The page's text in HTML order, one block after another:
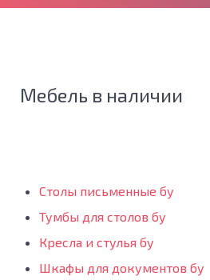
Мебель в наличии
Столы письменные бу
Тумбы для столов бу
Кресла и стулья бу
Шкафы для документов бу